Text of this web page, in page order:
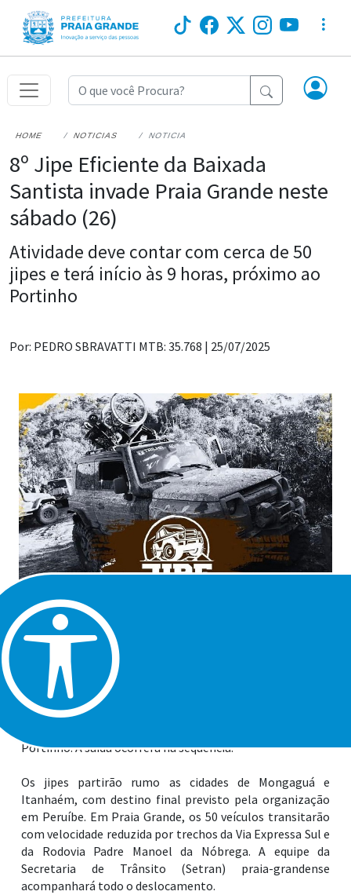
HOME NOTICIAS NOTICIA
8º Jipe Eficiente da Baixada
Santista invade Praia Grande neste
sábado (26)
Atividade deve contar com cerca de 50
jipes e terá início às 9 horas, próximo ao
Portinho
Por: PEDRO SBRAVATTI MTB: 35.768 | 25/07/2025
Praia Grande será palco do 8º Jipe Eficiente da Baixada
Santista, atividade que promove a inclusão de pessoas
com deficiência em um ambiente de aventura. A
concentração dos cerca de 50 jipes participantes está
marcada para às 9 horas, na altura da entrada da Área de
Portinho. A saída ocorrerá na sequência.
Os jipes partirão rumo as cidades de Mongaguá e
Itanhaém, com destino final previsto pela organização
em Peruíbe. Em Praia Grande, os 50 veículos transitarão
com velocidade reduzida por trechos da Via Expressa Sul e
da Rodovia Padre Manoel da Nóbrega. A equipe da
Secretaria de Trânsito (Setran) praia-grandense
acompanhará todo o deslocamento.